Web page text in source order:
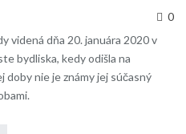
0
videná dňa 20. januára 2020 v
bydliska, kedy odišla na
doby nie je známy jej súčasný